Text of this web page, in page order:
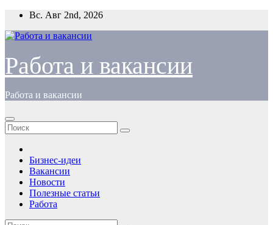
Перейти
содержимому
Вс. Авг 2nd, 2026
Работа и вакансии
Работа и вакансии
Бизнес-идеи
Вакансии
Новости
Полезные статьи
Работа